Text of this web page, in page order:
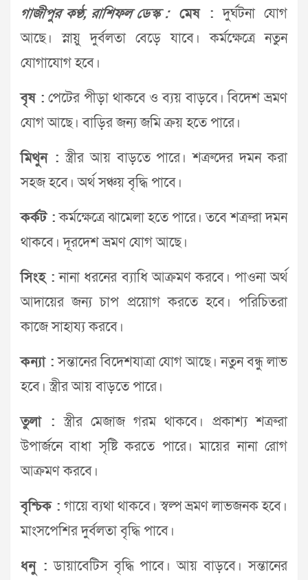
গাজীপুর কণ্ঠ, রাশিফল ডেস্ক :মেষ : দুর্ঘটনা যোগ
আছে। স্নায়ু দুর্বলতা বেড়ে যাবে। কর্মক্ষেত্রে নতুন
যোগাযোগ হবে।
বৃষ : পেটের পীড়া থাকবে ও ব্যয় বাড়বে। বিদেশ ভ্রমণ
যোগ আছে। বাড়ির জন্য জমি ক্রয় হতে পারে।
মিথুন : স্ত্রীর আয় বাড়তে পারে। শত্রুদের দমন করা
সহজ হবে। অর্থ সঞ্চয় বৃদ্ধি পাবে।
কর্কট :কর্মক্ষেত্রে ঝামেলা হতে পারে। তবে শত্রুরা দমন
থাকবে। দূরদেশ ভ্রমণ যোগ আছে।
সিংহ : নানা ধরনের ব্যাধি আক্রমণ করবে। পাওনা অর্থ
আদায়ের জন্য চাপ প্রয়োগ করতে হবে। পরিচিতরা
কাজে সাহায্য করবে।
কন্যা :সন্তানের বিদেশযাত্রা যোগ আছে। নতুন বন্ধু লাভ
হবে। স্ত্রীর আয় বাড়তে পারে।
তুলা : স্ত্রীর মেজাজ গরম থাকবে। প্রকাশ্য শত্রুরা
উপার্জনে বাধা সৃষ্টি করতে পারে। মায়ের নানা রোগ
আক্রমণ করবে।
বৃশ্চিক : গায়ে ব্যথা থাকবে। স্বল্প ভ্রমণ লাভজনক হবে।
মাংসপেশির দুর্বলতা বৃদ্ধি পাবে।
ধনু : ডায়াবেটিস বৃদ্ধি পাবে। আয় বাড়বে। সন্তানের